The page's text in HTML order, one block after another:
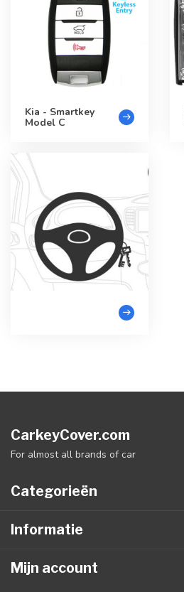
Kia - Smartkey
Model C
CarkeyCover.com
For almost all brands of car
Categorieën
Informatie
Mijn account